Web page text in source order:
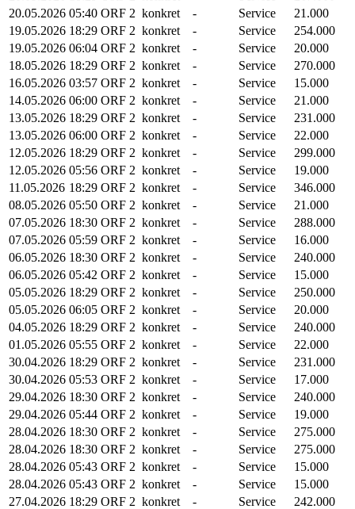
20.05.2026 05:40 ORF 2 konkret - Service
21.000
19.05.2026 18:29 ORF 2 konkret - Service
254.000
19.05.2026 06:04 ORF 2 konkret - Service
20.000
18.05.2026 18:29 ORF 2 konkret - Service
270.000
16.05.2026 03:57 ORF 2 konkret - Service
15.000
14.05.2026 06:00 ORF 2 konkret - Service
21.000
13.05.2026 18:29 ORF 2 konkret - Service
231.000
13.05.2026 06:00 ORF 2 konkret - Service
22.000
12.05.2026 18:29 ORF 2 konkret - Service
299.000
12.05.2026 05:56 ORF 2 konkret - Service
19.000
11.05.2026 18:29 ORF 2 konkret - Service
346.000
08.05.2026 05:50 ORF 2 konkret - Service
21.000
07.05.2026 18:30 ORF 2 konkret - Service
288.000
07.05.2026 05:59 ORF 2 konkret - Service
16.000
06.05.2026 18:30 ORF 2 konkret - Service
240.000
06.05.2026 05:42 ORF 2 konkret - Service
15.000
05.05.2026 18:29 ORF 2 konkret - Service
250.000
05.05.2026 06:05 ORF 2 konkret - Service
20.000
04.05.2026 18:29 ORF 2 konkret - Service
240.000
01.05.2026 05:55 ORF 2 konkret - Service
22.000
30.04.2026 18:29 ORF 2 konkret - Service
231.000
30.04.2026 05:53 ORF 2 konkret - Service
17.000
29.04.2026 18:30 ORF 2 konkret - Service
240.000
29.04.2026 05:44 ORF 2 konkret - Service
19.000
28.04.2026 18:30 ORF 2 konkret - Service
275.000
28.04.2026 18:30 ORF 2 konkret - Service
275.000
28.04.2026 05:43 ORF 2 konkret - Service
15.000
28.04.2026 05:43 ORF 2 konkret - Service
15.000
27.04.2026 18:29 ORF 2 konkret - Service
242.000